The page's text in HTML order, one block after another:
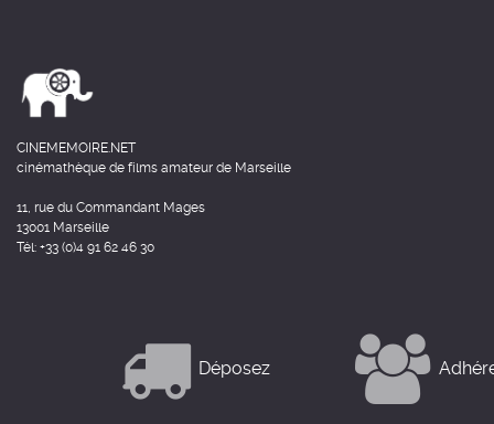
CINEMEMOIRE.NET
cinémathèque de films amateur de Marseille
11, rue du Commandant Mages
13001 Marseille
Tél: +33 (0)4 91 62 46 30
Déposez